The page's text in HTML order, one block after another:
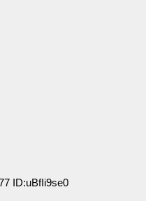
ID:uBfIi9se0